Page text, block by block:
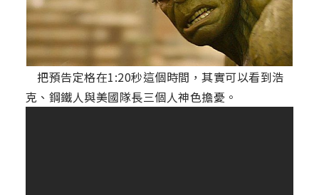
把預告定格在1:20秒這個時間，其實可以看到浩
克、鋼鐵人與美國隊長三個人神色擔憂。